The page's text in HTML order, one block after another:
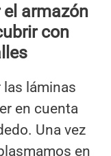
armazón
con
láminas
en cuenta
Una vez
en